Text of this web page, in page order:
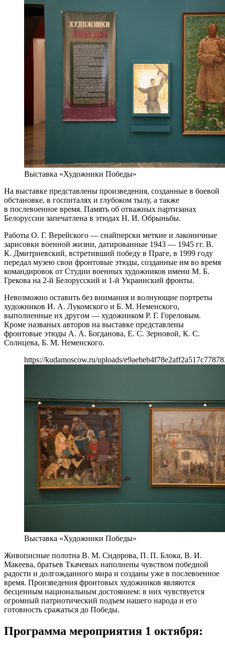
Выставка «Художники Победы»
На выставке представлены произведения, созданные в боевой
обстановке, в госпиталях и глубоком тылу, а также
в послевоенное время. Память об отважных партизанах
Белоруссии запечатлена в этюдах Н. И. Обрыньбы.
Работы О. Г. Верейского — снайперски меткие и лаконичные
зарисовки военной жизни, датированные 1943 — 1945 гг. В.
К. Дмитриевский, встретивший победу в Праге, в 1999 году
передал музею свои фронтовые этюды, созданные им во время
командировок от Студии военных художников имени М. Б.
Грекова на 2-й Белорусский и 1-й Украинский фронты.
Невозможно оставить без внимания и волнующие портреты
художников И. А. Лукомского и Б. М. Неменского,
выполненные их другом — художником Р. Г. Гореловым.
Кроме названых авторов на выставке представлены
фронтовые этюды А. А. Богданова, Е. С. Зерновой, К. С.
Солнцева, Б. М. Неменского.
https://kudamoscow.ru/uploads/
Выставка «Художники Победы»
Живописные полотна В. М. Сидорова, П. П. Блока, В. И.
Макеева, братьев Ткачевых наполнены чувством победной
радости и долгожданного мира и созданы уже в послевоенное
время. Произведения фронтовых художников являются
бесценным национальным достоянием: в них чувствуется
огромный патриотический подъем нашего народа и его
готовность сражаться до Победы.
Программа мероприятия 1 октября: